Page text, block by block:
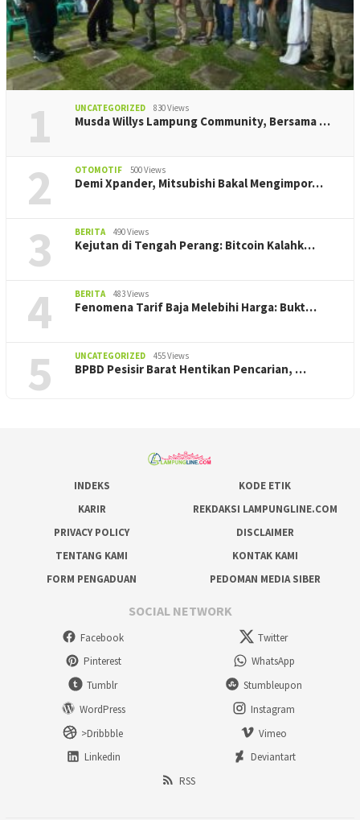
1 UNCATEGORIZED 830 Views
Musda Willys Lampung Community, Bersama …
2 OTOMOTIF 500 Views
Demi Xpander, Mitsubishi Bakal Mengimpor…
3 BERITA 490 Views
Kejutan di Tengah Perang: Bitcoin Kalahk…
4 BERITA 483 Views
Fenomena Tarif Baja Melebihi Harga: Bukt…
5 UNCATEGORIZED 455 Views
BPBD Pesisir Barat Hentikan Pencarian, ‎…
INDEKS
KODE ETIK
KARIR
REKDAKSI LAMPUNGLINE.COM
PRIVACY POLICY
DISCLAIMER
TENTANG KAMI
KONTAK KAMI
FORM PENGADUAN
PEDOMAN MEDIA SIBER
SOCIAL NETWORK
Facebook
Twitter
Pinterest
WhatsApp
Tumblr
Stumbleupon
WordPress
Instagram
>Dribbble
Vimeo
Linkedin
Deviantart
RSS